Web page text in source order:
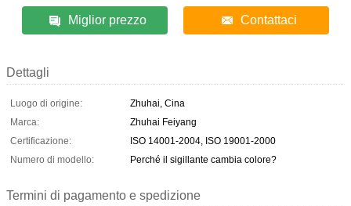
Miglior prezzo Contattaci
Dettagli
Luogo di origine:
Zhuhai, Cina
Marca:
Zhuhai Feiyang
Certificazione:
ISO 14001-2004, ISO 19001-2000
Numero di modello:
Perché il sigillante cambia colore?
Termini di pagamento e spedizione